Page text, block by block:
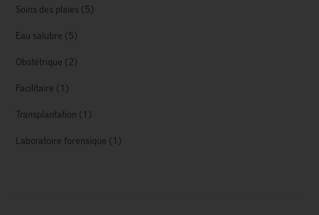
Soins des plaies (5)
Eau salubre (5)
Obstétrique (2)
Facilitaire (1)
Transplantation (1)
Laboratoire forensique (1)